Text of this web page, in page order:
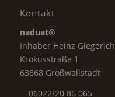
Kontakt
naduat®
Inhaber Heinz Giegerich
Krokusstraße 1
63868 Großwallstadt
06022/20 86 065